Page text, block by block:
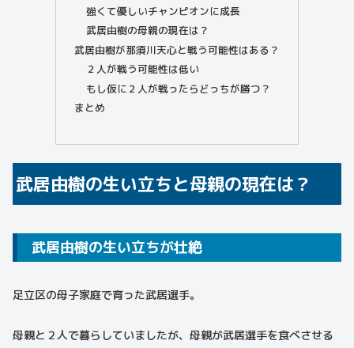
強くて優しいチャンピオンに成長
武居由樹の母親の現在は？
武居由樹が那須川天心と戦う可能性はある？
２人が戦う可能性は低い
もし仮に２人が戦ったらどっちが勝つ？
まとめ
武居由樹の生い立ちと母親の現在は？
武居由樹の生い立ちが壮絶
足立区の母子家庭で育った武居選手。
母親と２人で暮らしていましたが、母親が武居選手を食べさせる